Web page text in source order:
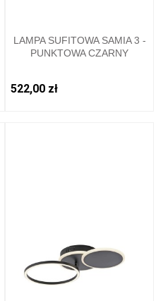
LAMPA SUFITOWA SAMIA 3 -
PUNKTOWA CZARNY
522,00 zł